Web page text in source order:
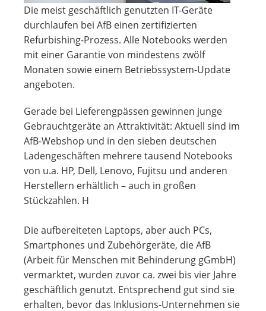
Die meist geschäftlich genutzten IT-Geräte
durchlaufen bei AfB einen zertifizierten
Refurbishing-Prozess. Alle Notebooks werden
mit einer Garantie von mindestens zwölf
Monaten sowie einem Betriebssystem-Update
angeboten.
Gerade bei Lieferengpässen gewinnen junge
Gebrauchtgeräte an Attraktivität: Aktuell sind im
AfB-Webshop und in den sieben deutschen
Ladengeschäften mehrere tausend Notebooks
von u.a. HP, Dell, Lenovo, Fujitsu und anderen
Herstellern erhältlich – auch in großen
Stückzahlen. H
Die aufbereiteten Laptops, aber auch PCs,
Smartphones und Zubehörgeräte, die AfB
(Arbeit für Menschen mit Behinderung gGmbH)
vermarktet, wurden zuvor ca. zwei bis vier Jahre
geschäftlich genutzt. Entsprechend gut sind sie
erhalten, bevor das Inklusions-Unternehmen sie